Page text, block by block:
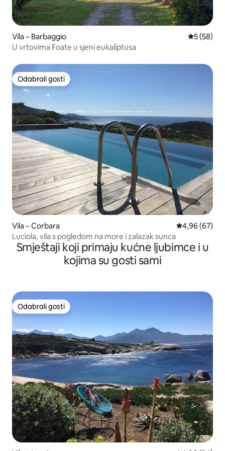
Vila – Barbaggio Prosječna
5 (58)
U vrtovima Foate u sjeni eukaliptusa
Odabrali gosti
Odabrali gosti
Vila – Corbara Prosječna
4,96 (67)
Luciola, vila s pogledom na more i zalazak sunca
Smještaji koji primaju kućne ljubimce i u
kojima su gosti sami
Odabrali gosti
Odabrali gosti